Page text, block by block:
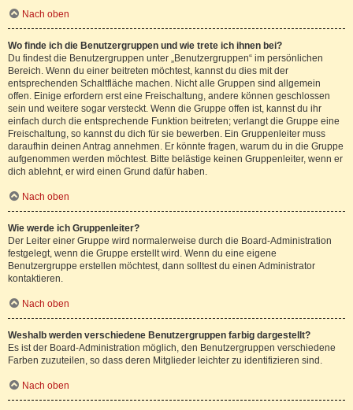
Nach oben
Wo finde ich die Benutzergruppen und wie trete ich ihnen bei?
Du findest die Benutzergruppen unter „Benutzergruppen“ im persönlichen
Bereich. Wenn du einer beitreten möchtest, kannst du dies mit der
entsprechenden Schaltfläche machen. Nicht alle Gruppen sind allgemein
offen. Einige erfordern erst eine Freischaltung, andere können geschlossen
sein und weitere sogar versteckt. Wenn die Gruppe offen ist, kannst du ihr
einfach durch die entsprechende Funktion beitreten; verlangt die Gruppe eine
Freischaltung, so kannst du dich für sie bewerben. Ein Gruppenleiter muss
daraufhin deinen Antrag annehmen. Er könnte fragen, warum du in die Gruppe
aufgenommen werden möchtest. Bitte belästige keinen Gruppenleiter, wenn er
dich ablehnt, er wird einen Grund dafür haben.
Nach oben
Wie werde ich Gruppenleiter?
Der Leiter einer Gruppe wird normalerweise durch die Board-Administration
festgelegt, wenn die Gruppe erstellt wird. Wenn du eine eigene
Benutzergruppe erstellen möchtest, dann solltest du einen Administrator
kontaktieren.
Nach oben
Weshalb werden verschiedene Benutzergruppen farbig dargestellt?
Es ist der Board-Administration möglich, den Benutzergruppen verschiedene
Farben zuzuteilen, so dass deren Mitglieder leichter zu identifizieren sind.
Nach oben